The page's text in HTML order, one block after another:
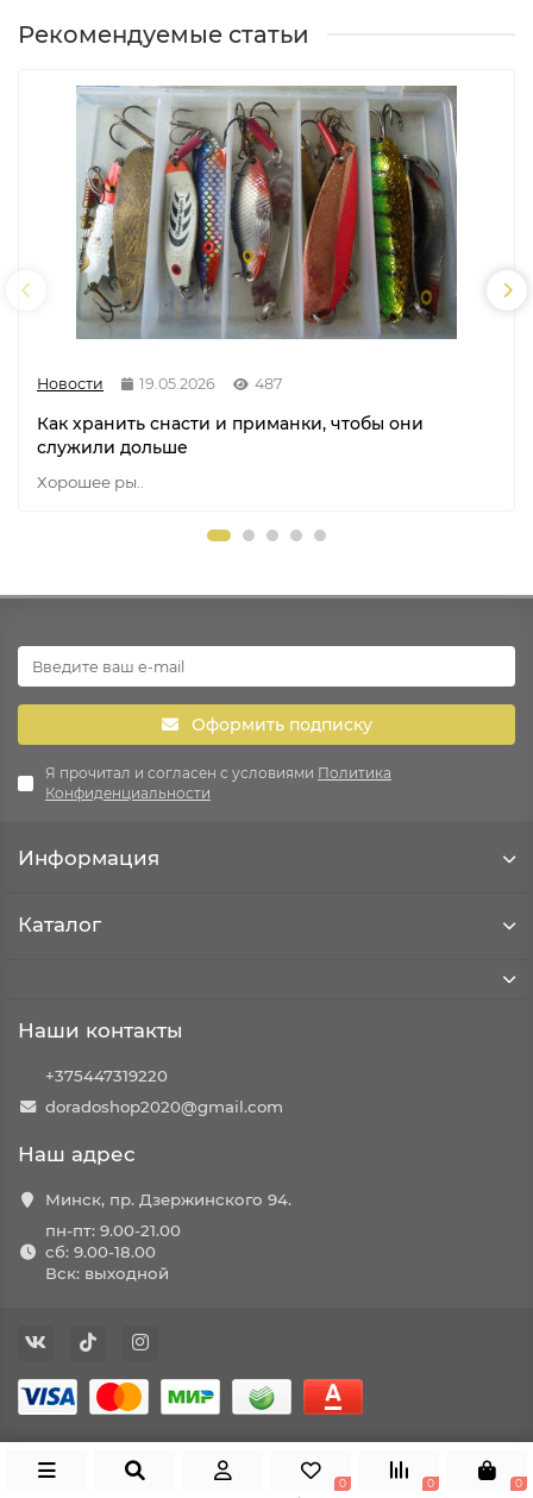
Рекомендуемые статьи
Новости 19.05.2026 487
Как хранить снасти и приманки, чтобы они
служили дольше
Хорошее ры..
Оформить подписку
Я прочитал и согласен с условиями Политика
Конфиденциальности
Информация
Каталог
Наши контакты
+375447319220
doradoshop2020@gmail.com
Наш адрес
Минск, пр. Дзержинского 94.
пн-пт: 9.00-21.00
сб: 9.00-18.00
Вск: выходной
0
0
0